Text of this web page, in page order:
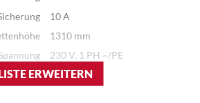
10 A
1310 mm
230 V, 1 PH ~/PE
ERWEITERN